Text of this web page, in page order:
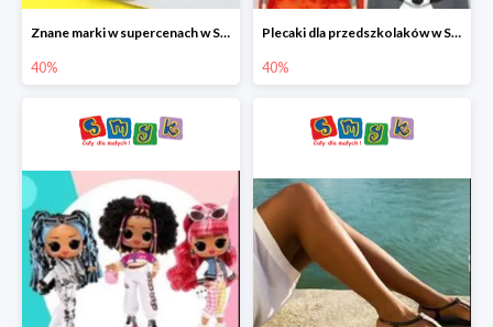
Znane marki w supercenach w Smyku - buty do -40%
40%
Plecaki dla przedszkolaków w Smyku do -40%
40%